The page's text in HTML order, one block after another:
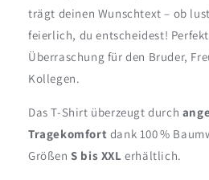
trägt deinen Wunschtext – ob
feierlich, du entscheidest!
Überraschung für den Bruder,
Kollegen.
Das T-Shirt überzeugt durch
Tragekomfort dank 100 %
GrößenS bis XXL erhältlich.